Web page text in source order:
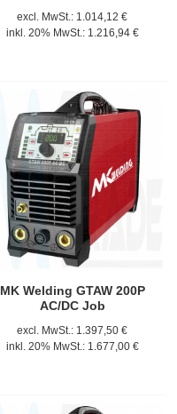
excl. MwSt.: 1.014,12 €
inkl. 20% MwSt.: 1.216,94 €
MK Welding GTAW 200P
AC/DC Job
excl. MwSt.: 1.397,50 €
inkl. 20% MwSt.: 1.677,00 €